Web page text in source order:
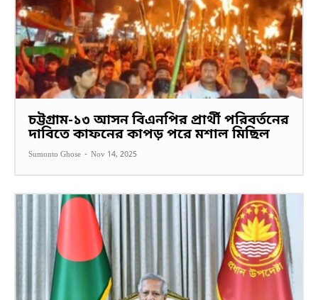
চট্টগ্রাম-১৩ আসন বিএনপির প্রার্থী পরিবর্তনের
দাবিতে কাফনের কাপড় পরে মশাল মিছিল
Sumonto Ghose - Nov 14, 2025